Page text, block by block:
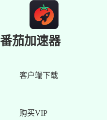
番茄加速器
客户端下载
购买VIP